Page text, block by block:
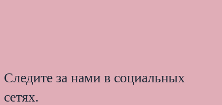
Следите за нами в социальных
сетях.